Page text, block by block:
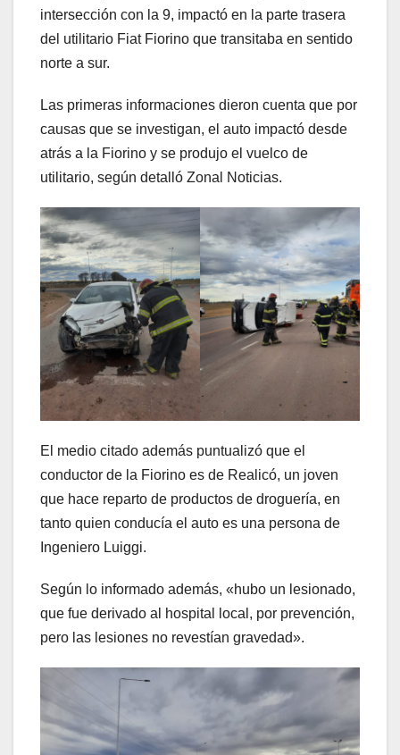
intersección con la 9, impactó en la parte trasera
del utilitario Fiat Fiorino que transitaba en sentido
norte a sur.
Las primeras informaciones dieron cuenta que por
causas que se investigan, el auto impactó desde
atrás a la Fiorino y se produjo el vuelco de
utilitario, según detalló Zonal Noticias.
El medio citado además puntualizó que el
conductor de la Fiorino es de Realicó, un joven
que hace reparto de productos de droguería, en
tanto quien conducía el auto es una persona de
Ingeniero Luiggi.
Según lo informado además, «hubo un lesionado,
que fue derivado al hospital local, por prevención,
pero las lesiones no revestían gravedad».